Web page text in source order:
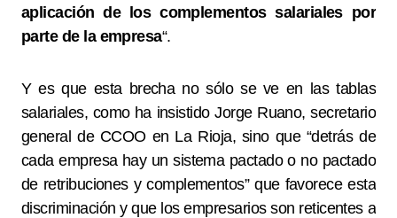
aplicación de los complementos salariales por
parte de la empresa“.
Y es que esta brecha no sólo se ve en las tablas
salariales, como ha insistido Jorge Ruano, secretario
general de CCOO en La Rioja, sino que “detrás de
cada empresa hay un sistema pactado o no pactado
de retribuciones y complementos” que favorece esta
discriminación y que los empresarios son reticentes a